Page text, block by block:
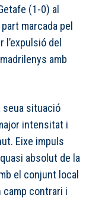
(1-0) al
marcada pel
l’expulsió del
amb
seua situació
intensitat i
Eixe impuls
absolut de la
el conjunt local
camp contrari i